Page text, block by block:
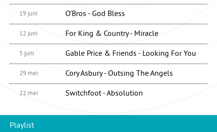
19 juni O’Bros - God Bless
12 juni For King & Country - Miracle
5 juni Gable Price & Friends - Looking For You
29 mei Cory Asbury - Outsing The Angels
22 mei Switchfoot - Absolution
Playlist